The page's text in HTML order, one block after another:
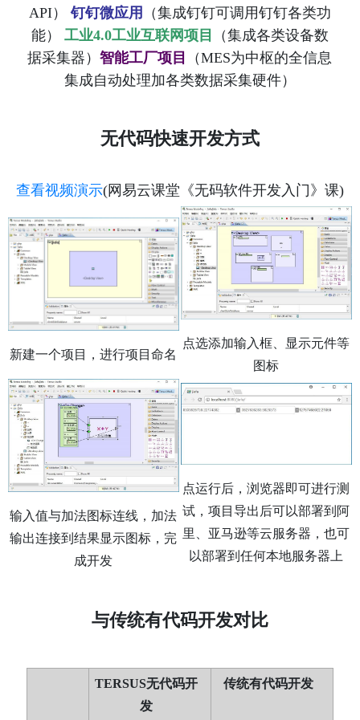
API）钉钉微应用
（集成钉钉可调用钉钉各类功
能） 工业4.0工业互联网项目
（集成各类设备数
据采集器）智能工厂项目
（MES为中枢的全信息
集成自动处理加各类数据采集硬件）
无代码快速开发方式
查看视频演示(网易云课堂《无码软件开发入门》课)
新建一个项目，进行项目命名
点选添加输入框、显示元件等
图标
输入值与加法图标连线，加法
输出连接到结果显示图标，完
成开发
点运行后，浏览器即可进行测
试，项目导出后可以部署到阿
里、亚马逊等云服务器，也可
以部署到任何本地服务器上
与传统有代码开发对比
TERSUS无代码开
发
传统有代码开发